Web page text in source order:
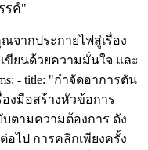
รค์"
จากประกายไฟสู่เรื่อง
ขียนด้วยความมั่นใจ และ
- title: "กำจัดอาการตัน
องมือสร้างหัวข้อการ
ตามความต้องการ ดัง
ไป การคลิกเพียงครั้ง